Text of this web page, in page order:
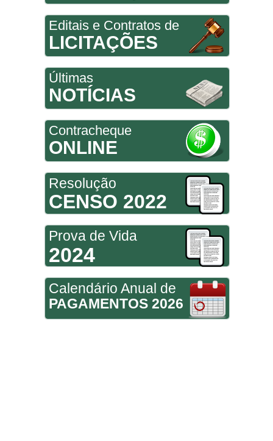
Editais e Contratos de
LICITAÇÕES
Últimas
NOTÍCIAS
Contracheque
ONLINE
Resolução
CENSO 2022
Prova de Vida
2024
Calendário Anual de
PAGAMENTOS 2026